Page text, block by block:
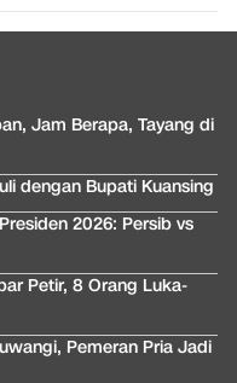
Jam Berapa, Tayang di
dengan Bupati Kuansing
2026: Persib vs
Petir, 8 Orang Luka-
Pemeran Pria Jadi